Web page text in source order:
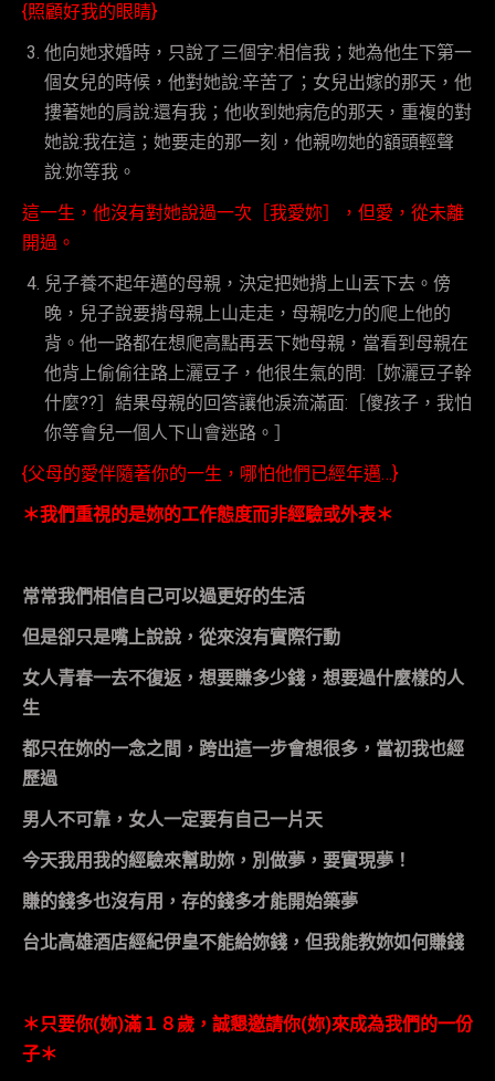
{照顧好我的眼睛}
他向她求婚時，只說了三個字:相信我；她為他生下第一
個女兒的時候，他對她說:辛苦了；女兒出嫁的那天，他
摟著她的肩說:還有我；他收到她病危的那天，重複的對
她說:我在這；她要走的那一刻，他親吻她的額頭輕聲
說:妳等我。
這一生，他沒有對她說過一次［我愛妳］，但愛，從未離
開過。
兒子養不起年邁的母親，決定把她揹上山丟下去。傍
晚，兒子說要揹母親上山走走，母親吃力的爬上他的
背。他一路都在想爬高點再丟下她母親，當看到母親在
他背上偷偷往路上灑豆子，他很生氣的問:［妳灑豆子幹
什麼??］結果母親的回答讓他淚流滿面:［傻孩子，我怕
你等會兒一個人下山會迷路。］
{父母的愛伴隨著你的一生，哪怕他們已經年邁…}
＊我們重視的是妳的工作態度而非經驗或外表＊
常常我們相信自己可以過更好的生活
但是卻只是嘴上說說，從來沒有實際行動
女人青春一去不復返，想要賺多少錢，想要過什麼樣的人
生
都只在妳的一念之間，跨出這一步會想很多，當初我也經
歷過
男人不可靠，女人一定要有自己一片天
今天我用我的經驗來幫助妳，別做夢，要實現夢！
賺的錢多也沒有用，存的錢多才能開始築夢
台北高雄酒店經紀伊皇不能給妳錢，但我能教妳如何賺錢
＊只要你(妳)滿１８歲，誠懇邀請你(妳)來成為我們的一份
子＊